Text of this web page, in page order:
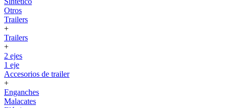
Otros
Trailers
+
Trailers
+
2 ejes
1 eje
Accesorios de trailer
+
Enganches
Malacates